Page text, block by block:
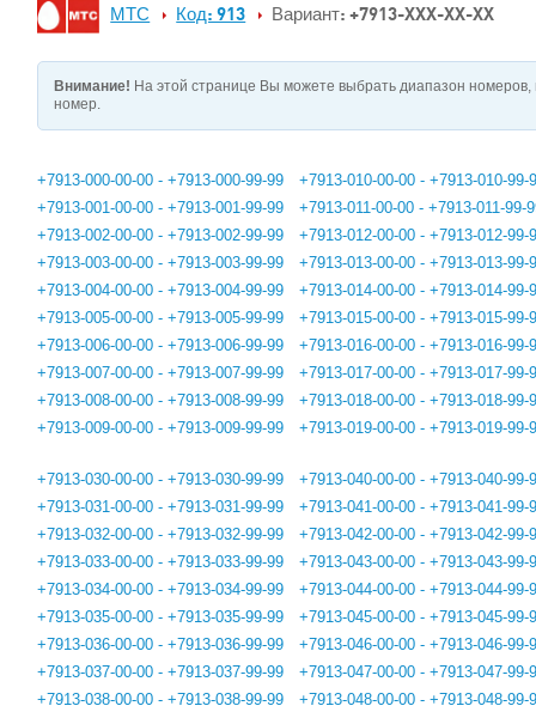
МТС Код: 913 Вариант: +7913-XXX-XX-XX
Внимание! На этой странице Вы можете выбрать диапазон
номер.
+7913-000-00-00 - +7913-000-99-99
+7913-001-00-00 - +7913-001-99-99
+7913-002-00-00 - +7913-002-99-99
+7913-003-00-00 - +7913-003-99-99
+7913-004-00-00 - +7913-004-99-99
+7913-005-00-00 - +7913-005-99-99
+7913-006-00-00 - +7913-006-99-99
+7913-007-00-00 - +7913-007-99-99
+7913-008-00-00 - +7913-008-99-99
+7913-009-00-00 - +7913-009-99-99
+7913-010-00-00 - +7913-010-99-
+7913-011-00-00 - +7913-011-99-
+7913-012-00-00 - +7913-012-99-
+7913-013-00-00 - +7913-013-99-
+7913-014-00-00 - +7913-014-99-
+7913-015-00-00 - +7913-015-99-
+7913-016-00-00 - +7913-016-99-
+7913-017-00-00 - +7913-017-99-
+7913-018-00-00 - +7913-018-99-
+7913-019-00-00 - +7913-019-99-
+7913-030-00-00 - +7913-030-99-99
+7913-031-00-00 - +7913-031-99-99
+7913-032-00-00 - +7913-032-99-99
+7913-033-00-00 - +7913-033-99-99
+7913-034-00-00 - +7913-034-99-99
+7913-035-00-00 - +7913-035-99-99
+7913-036-00-00 - +7913-036-99-99
+7913-037-00-00 - +7913-037-99-99
+7913-038-00-00 - +7913-038-99-99
+7913-040-00-00 - +7913-040-99-
+7913-041-00-00 - +7913-041-99-
+7913-042-00-00 - +7913-042-99-
+7913-043-00-00 - +7913-043-99-
+7913-044-00-00 - +7913-044-99-
+7913-045-00-00 - +7913-045-99-
+7913-046-00-00 - +7913-046-99-
+7913-047-00-00 - +7913-047-99-
+7913-048-00-00 - +7913-048-99-